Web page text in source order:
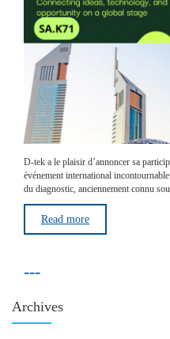
D-tek a le plaisir d’annoncer sa
événement international
du diagnostic, anciennement connu
Read more
---
Archives